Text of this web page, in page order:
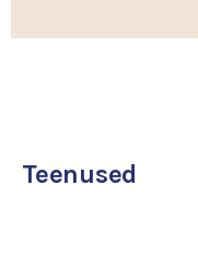
Teenused